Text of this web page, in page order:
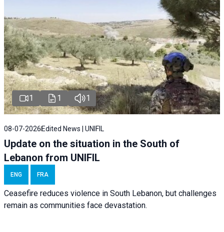
1 1 1
08-07-2026 Edited News | UNIFIL
Update on the situation in the South of
Lebanon from UNIFIL
ENG FRA
Ceasefire reduces violence in South Lebanon, but challenges
remain as communities face devastation.